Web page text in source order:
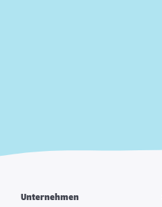
Unternehmen